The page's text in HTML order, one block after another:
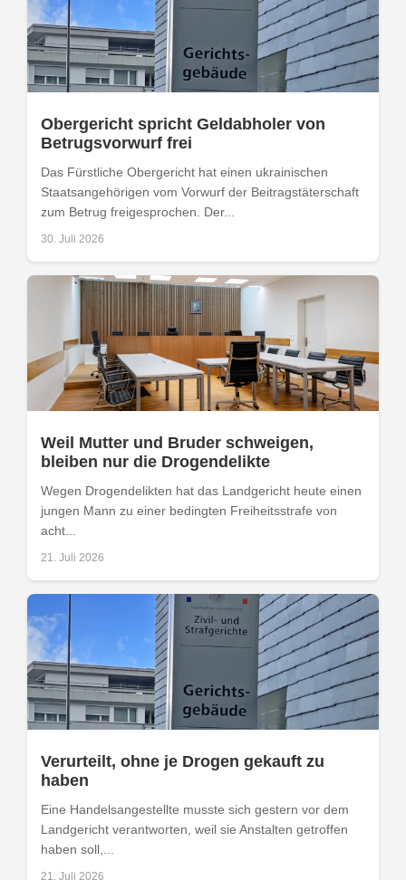
Obergericht spricht Geldabholer von
Betrugsvorwurf frei
Das Fürstliche Obergericht hat einen ukrainischen
Staatsangehörigen vom Vorwurf der Beitragstäterschaft
zum Betrug freigesprochen. Der...
30. Juli 2026
Weil Mutter und Bruder schweigen,
bleiben nur die Drogendelikte
Wegen Drogendelikten hat das Landgericht heute einen
jungen Mann zu einer bedingten Freiheitsstrafe von
acht...
21. Juli 2026
Verurteilt, ohne je Drogen gekauft zu
haben
Eine Handelsangestellte musste sich gestern vor dem
Landgericht verantworten, weil sie Anstalten getroffen
haben soll,...
21. Juli 2026